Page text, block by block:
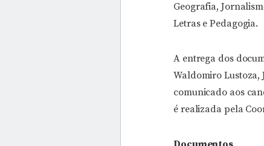
Geografia,
Letras e Pedagogia.
A entrega dos
Waldomiro
comunicado aos
é realizada pela